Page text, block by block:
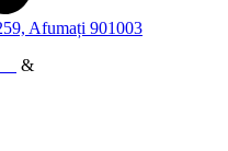
Afumați 901003
&